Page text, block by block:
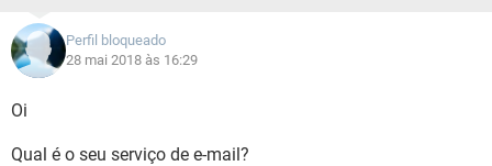
Perfil bloqueado
28 mai 2018 às 16:29
Oi
Qual é o seu serviço de e-mail?